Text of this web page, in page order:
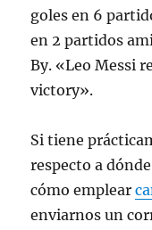
goles en 6
en 2 partidos
By. «Leo Messi
victory».
Si tiene
respecto a
cómo emplear
enviarnos un